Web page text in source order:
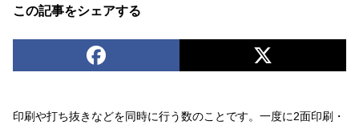
この記事をシェアする
印刷や打ち抜きなどを同時に行う数のことです。一度に2面印刷・